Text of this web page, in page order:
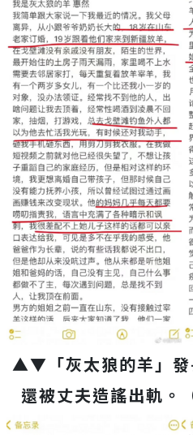
▲▼「灰太狼的羊」發
還被丈夫造謠出軌。